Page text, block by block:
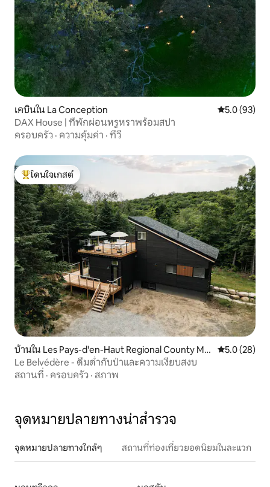
เคบินใน La Conception คะแนนเฉลี่ย
5.0 (93)
DAX House | ที่พักผ่อนหรูหราพร้อมสปา
ครอบครัว · ความคุ้มค่า · ทีวี
โดนใจเกสต์ที่สุด
โดนใจเกสต์
บ้านใน Les Pays-d'en-Haut Regional County Mu
nicipality
คะแนนเฉลี่ย
5.0 (28)
Le Belvédère - ดื่มด่ำกับป่าและความเงียบสงบ
สถานที่ · ครอบครัว · สภาพ
จุดหมายปลายทางน่าสำรวจ
จุดหมายปลายทางใกล้ๆ สถานที่ท่องเที่ยวยอดนิยมในละแวก